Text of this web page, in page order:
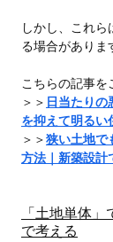
しかし、これら
る場合がありま
こちらの記事を
＞＞ 日当たり
を抑えて明るい
＞＞狭い土地で
方法｜新築設計
「土地単体」
で考える